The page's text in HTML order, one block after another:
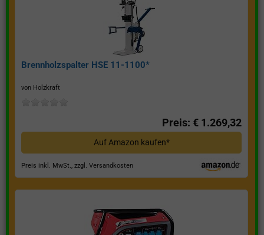
Brennholzspalter HSE 11-1100*
von Holzkraft
Preis: € 1.269,32
Auf Amazon kaufen*
Preis inkl. MwSt., zzgl. Versandkosten